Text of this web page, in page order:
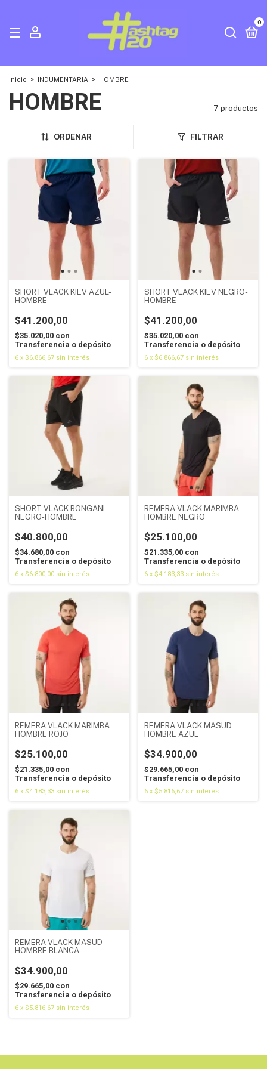
0
Inicio > INDUMENTARIA > HOMBRE
HOMBRE 7 productos
ORDENAR FILTRAR
SHORT VLACK KIEV AZUL-
HOMBRE
$41.200,00
$35.020,00 con
Transferencia o depósito
6 x $6.866,67 sin interés
SHORT VLACK KIEV NEGRO-
HOMBRE
$41.200,00
$35.020,00 con
Transferencia o depósito
6 x $6.866,67 sin interés
SHORT VLACK BONGANI
NEGRO-HOMBRE
$40.800,00
$34.680,00 con
Transferencia o depósito
6 x $6.800,00 sin interés
REMERA VLACK MARIMBA
HOMBRE NEGRO
$25.100,00
$21.335,00 con
Transferencia o depósito
6 x $4.183,33 sin interés
REMERA VLACK MARIMBA
HOMBRE ROJO
$25.100,00
$21.335,00 con
Transferencia o depósito
6 x $4.183,33 sin interés
REMERA VLACK MASUD
HOMBRE AZUL
$34.900,00
$29.665,00 con
Transferencia o depósito
6 x $5.816,67 sin interés
REMERA VLACK MASUD
HOMBRE BLANCA
$34.900,00
$29.665,00 con
Transferencia o depósito
6 x $5.816,67 sin interés